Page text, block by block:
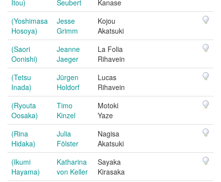
Itou)
Seubert
Kanase
(Yoshimasa
Hosoya)
Jesse
Grimm
Kojou
Akatsuki
(Saori
Oonishi)
Jeanne
Jaeger
La Folia
Rihavein
(Tetsu
Inada)
Jürgen
Holdorf
Lucas
Rihavein
(Ryouta
Oosaka)
Timo
Kinzel
Motoki
Yaze
(Rina
Hidaka)
Julia
Fölster
Nagisa
Akatsuki
(Ikumi
Hayama)
Katharina
von Keller
Sayaka
Kirasaka